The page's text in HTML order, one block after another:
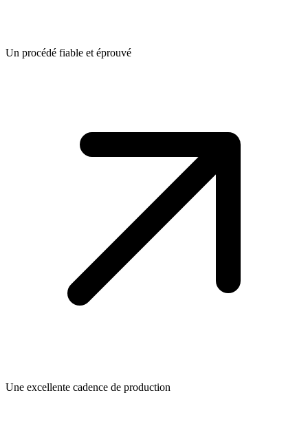
Un procédé fiable et éprouvé
Une excellente cadence de production